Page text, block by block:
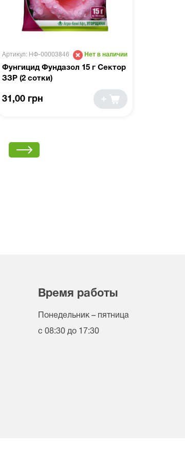
Артикул: НФ-00003846 Нет в наличии
Фунгицид Фундазол 15 г Сектор
ЗЗР (2 сотки)
31,00 грн
Время работы
Понедельник – пятница
с 08:30 до 17:30